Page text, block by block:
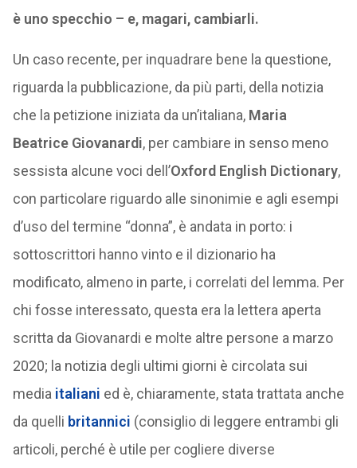
è uno specchio – e, magari, cambiarli.
Un caso recente, per inquadrare bene la questione,
riguarda la pubblicazione, da più parti, della notizia
che la petizione iniziata da un’italiana, Maria
Beatrice Giovanardi, per cambiare in senso meno
sessista alcune voci dell’Oxford English Dictionary,
con particolare riguardo alle sinonimie e agli esempi
d’uso del termine “donna”, è andata in porto: i
sottoscrittori hanno vinto e il dizionario ha
modificato, almeno in parte, i correlati del lemma. Per
chi fosse interessato, questa era la lettera aperta
scritta da Giovanardi e molte altre persone a marzo
2020; la notizia degli ultimi giorni è circolata sui
media italiani ed è, chiaramente, stata trattata anche
da quelli britannici (consiglio di leggere entrambi gli
articoli, perché è utile per cogliere diverse